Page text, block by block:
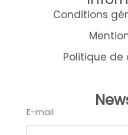
Conditions
Politique
E-mail